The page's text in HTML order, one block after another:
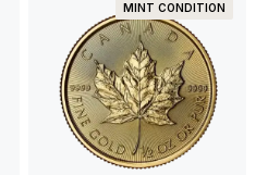
MINT CONDITION